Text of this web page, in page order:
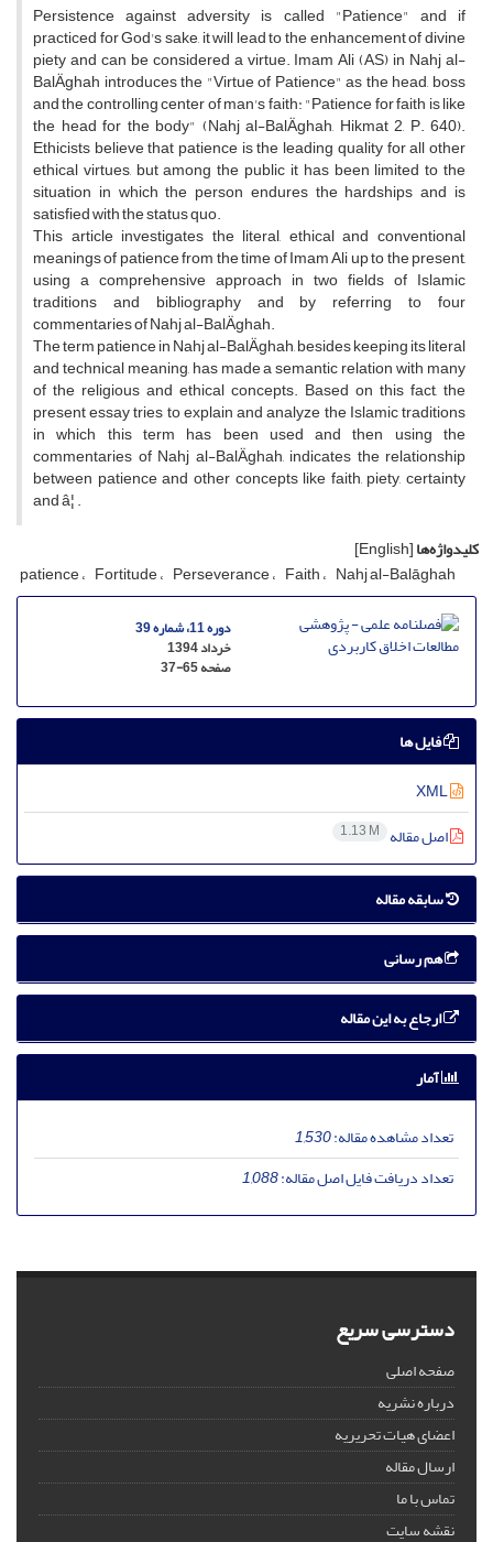
Persistence against adversity is called "Patience" and if
practiced for God's sake, it will lead to the enhancement of divine
piety and can be considered a virtue. Imam Ali (AS) in Nahj al-
BalÄghah introduces the "Virtue of Patience" as the head, boss
and the controlling center of man's faith: "Patience for faith is like
the head for the body" (Nahj al-BalÄghah, Hikmat 2, P. 640).
Ethicists believe that patience is the leading quality for all other
ethical virtues, but among the public it has been limited to the
situation in which the person endures the hardships and is
satisfied with the status quo.
This article investigates the literal, ethical and conventional
meanings of patience from the time of Imam Ali up to the present,
using a comprehensive approach in two fields of Islamic
traditions and bibliography and by referring to four
commentaries of Nahj al-BalÄghah.
The term patience in Nahj al-BalÄghah, besides keeping its literal
and technical meaning, has made a semantic relation with many
of the religious and ethical concepts. Based on this fact, the
present essay tries to explain and analyze the Islamic traditions
in which this term has been used and then using the
commentaries of Nahj al-BalÄghah, indicates the relationship
between patience and other concepts like faith, piety, certainty
and â¦ .
کلیدواژه‌ها[English]
patience Fortitude Perseverance Faith Nahj al-Balāghah
دوره 11، شماره 39
خرداد 1394
صفحه37-65
فایل ها
اصل مقاله 1.13 M
سابقه مقاله
هم رسانی
ارجاع به این مقاله
آمار
تعداد مشاهده مقاله:1,530
تعداد دریافت فایل اصل مقاله:1,088
دسترسی سریع
صفحه اصلی
درباره نشریه
اعضای هیات تحریریه
ارسال مقاله
تماس با ما
نقشه سایت